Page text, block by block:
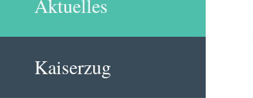
Aktuelles
Kaiserzug